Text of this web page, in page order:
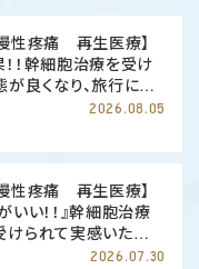
慢性疼痛 再生医療】
！幹細胞治療を受け
良くなり、旅行にも
2026.08.05
慢性疼痛 再生医療】
いい！！』幹細胞治療
られて実感いただき
2026.07.30